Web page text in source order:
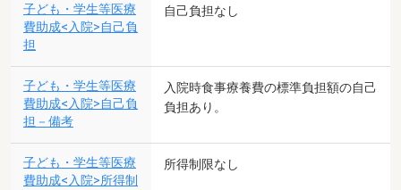
子ども・学生等医療
費助成<入院>自己負
担
自己負担なし
子ども・学生等医療
費助成<入院>自己負
担－備考
入院時食事療養費の標準負担額の自己
負担あり。
子ども・学生等医療
費助成<入院>所得制
所得制限なし